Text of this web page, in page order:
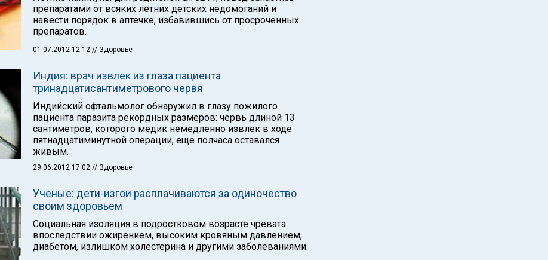
препаратами от всяких летних детских недомоганий и
навести порядок в аптечке, избавившись от просроченных
препаратов.
01.07.2012 12:12 // Здоровье
Индия: врач извлек из глаза пациента
тринадцатисантиметрового червя
Индийский офтальмолог обнаружил в глазу пожилого
пациента паразита рекордных размеров: червь длиной 13
сантиметров, которого медик немедленно извлек в ходе
пятнадцатиминутной операции, еще полчаса оставался
живым.
29.06.2012 17:02 // Здоровье
Ученые: дети-изгои расплачиваются за одиночество
своим здоровьем
Социальная изоляция в подростковом возрасте чревата
впоследствии ожирением, высоким кровяным давлением,
диабетом, излишком холестерина и другими заболеваниями.